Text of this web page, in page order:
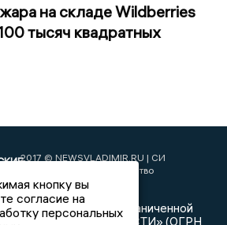
на складе Wildberries
тысяч квадратных
2017 © NEWSVLADIMIR.RU | СИ
«Информационное агентство
Владимирские новости»
Общество с ограниченной
«РЕГИОНАЛЬНЫЕ НОВОСТИ» (ОГРН
кнопку вы
согласие на
персональных